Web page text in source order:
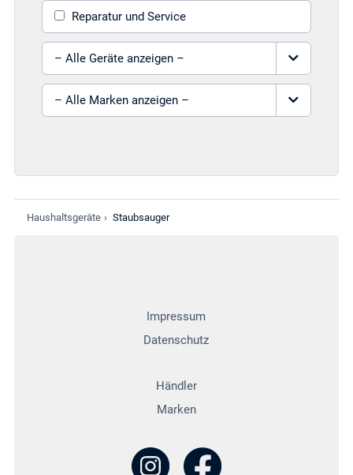
Reparatur und Service
Gerät auswählen
Marke auswählen
Haushaltsgeräte › Staubsauger
Impressum
Datenschutz
Händler
Marken